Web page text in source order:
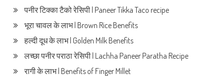
पनीर टिक्का टैको रेसिपी | Paneer Tikka Taco recipe
भूरा चावल के लाभ | Brown Rice Benefits
हल्दी दूध के लाभ | Golden Milk Benefits
लच्छा पनीर पराठा रेसिपी | Lachha Paneer Paratha Recipe
रागी के लाभ | Benefits of Finger Millet